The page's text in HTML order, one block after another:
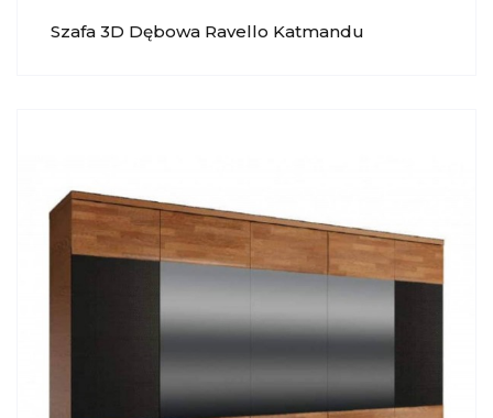
Szafa 3D Dębowa Ravello Katmandu